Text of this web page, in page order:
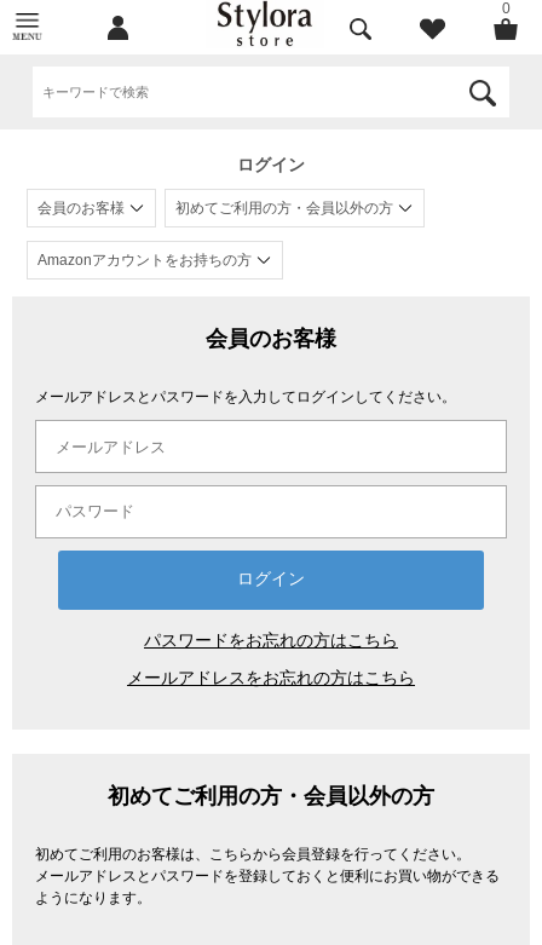
0
ログイン
会員のお客様 初めてご利用の方・会員以外の方
Amazonアカウントをお持ちの方
会員のお客様
メールアドレスとパスワードを入力してログインしてください。
パスワードをお忘れの方はこちら
メールアドレスをお忘れの方はこちら
初めてご利用の方・会員以外の方
初めてご利用のお客様は、こちらから会員登録を行ってください。
メールアドレスとパスワードを登録しておくと便利にお買い物ができる
ようになります。